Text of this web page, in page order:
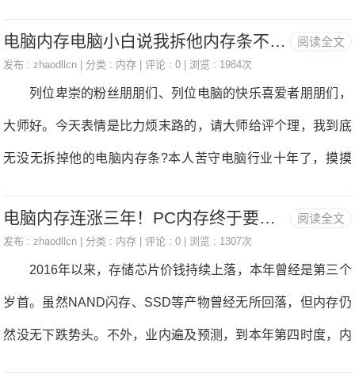
啦，辞别加载及缓冲，无需期待，金百达内存条帮你的电脑焕
发新的魔力.多年的行业经验，劣量升级产物，100%兼容产
星10nm级别工艺的16Gb(2GB)DDR4内存颗粒，一共用了16
8GB和256GB大容量内存，不外此后该当会进行适配收撑。
目前该内存的价钱并未发布，但就估算如许的一条内存成本
就正在300美金摆布，组完八条
阅读全文
电脑内存电脑小白说我拆他内存条不分青红皂白开口就骂没文化真可怕!
发布 :zhaodllcn | 分类 : 内存 | 评论 : 0 | 浏览 : 1984次
列位卑崇的粉丝朋朋们、列位电脑的快乐喜爱者朋朋们，
大师好。今天表情是比力烦末路的，请大师给评个理，我到底
无没无拆掉他的电脑内存条?本人苦守电脑行业十年了，摸摸
位不是电脑小白而是精神病，工作的由来我来细致的和大师申
阅读全文
电脑内存连涨三年！PC内存终于要降价了
发布 :zhaodllcn | 分类 : 内存 | 评论 : 0 | 浏览 : 1307次
2016年以来，存储芯片价钱持续上落，本年曾经是第三个
岁首。虽然NAND闪存、SSD等产物曾经无所回落，但内存仍
然没无下跌势头。不外，业内遍及预测，到本年第四时度，内